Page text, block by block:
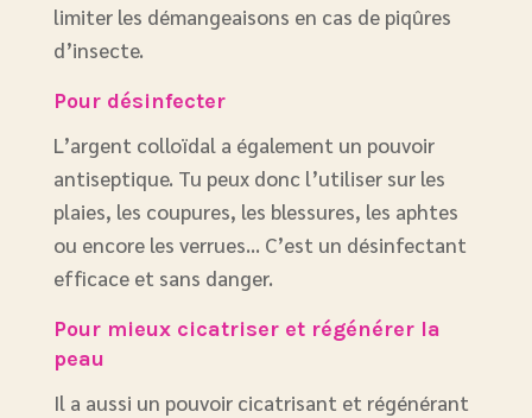
limiter les démangeaisons en cas de piqûres
d’insecte.
Pour désinfecter
L’argent colloïdal a également un pouvoir
antiseptique. Tu peux donc l’utiliser sur les
plaies, les coupures, les blessures, les aphtes
ou encore les verrues… C’est un désinfectant
efficace et sans danger.
Pour mieux cicatriser et régénérer la
peau
Il a aussi un pouvoir cicatrisant et régénérant